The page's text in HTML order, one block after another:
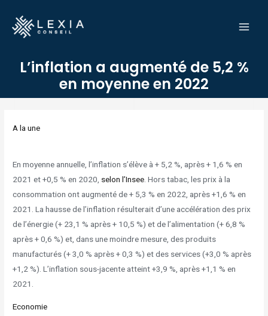
contenu
L’inflation a augmenté de 5,2 %
en moyenne en 2022
A la une
En moyenne annuelle, l’inflation s’élève à + 5,2 %, après + 1,6 % en
2021 et +0,5 % en 2020, selon l’Insee . Hors tabac, les prix à la
consommation ont augmenté de + 5,3 % en 2022, après +1,6 % en
2021. La hausse de l’inflation résulterait d’une accélération des prix
de l’énergie (+ 23,1 % après + 10,5 %) et de l’alimentation (+ 6,8 %
après + 0,6 %) et, dans une moindre mesure, des produits
manufacturés (+ 3,0 % après + 0,3 %) et des services (+3,0 % après
+1,2 %). L’inflation sous-jacente atteint +3,9 %, après +1,1 % en
2021.
Economie